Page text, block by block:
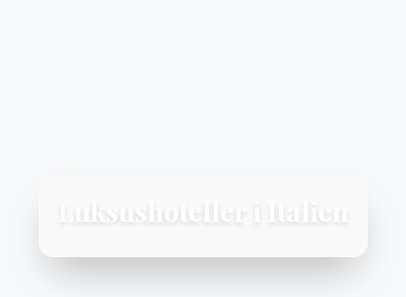
Luksushoteller i Italien